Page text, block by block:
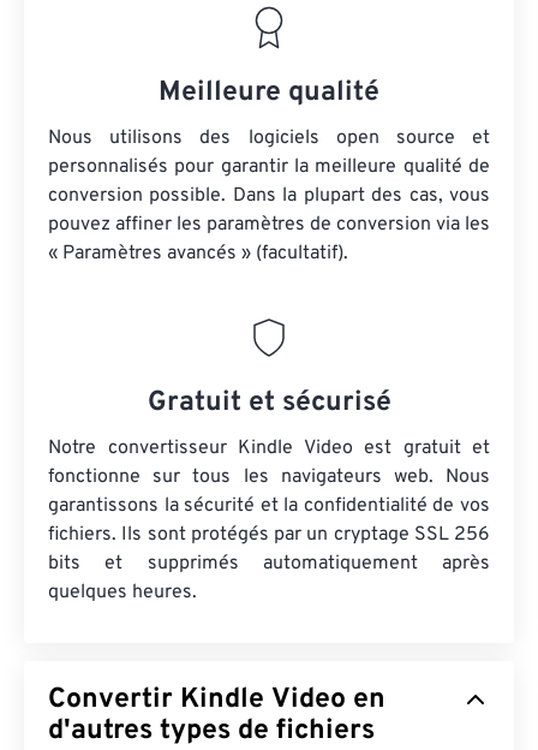
Meilleure qualité
Nous utilisons des logiciels open source et
personnalisés pour garantir la meilleure qualité de
conversion possible. Dans la plupart des cas, vous
pouvez affiner les paramètres de conversion via les
« Paramètres avancés » (facultatif).
Gratuit et sécurisé
Notre convertisseur Kindle Video est gratuit et
fonctionne sur tous les navigateurs web. Nous
garantissons la sécurité et la confidentialité de vos
fichiers. Ils sont protégés par un cryptage SSL 256
bits et supprimés automatiquement après
quelques heures.
Convertir Kindle Video en
d'autres types de fichiers